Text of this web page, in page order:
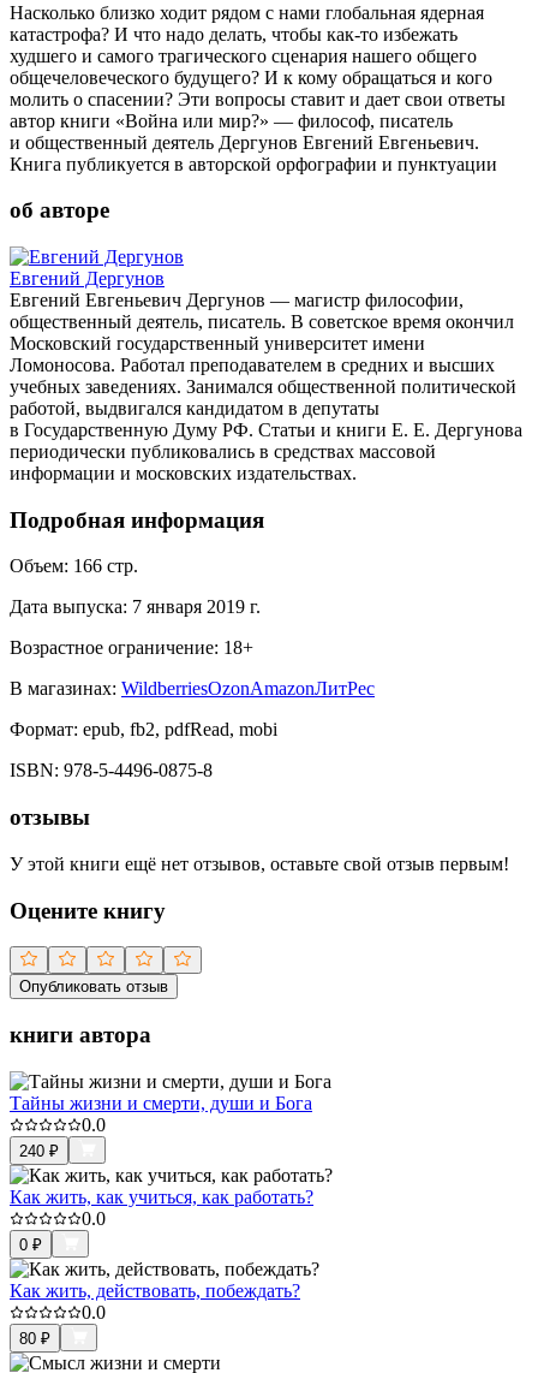
Насколько близко ходит рядом с нами глобальная ядерная
катастрофа? И что надо делать, чтобы как-то избежать
худшего и самого трагического сценария нашего общего
общечеловеческого будущего? И к кому обращаться и кого
молить о спасении? Эти вопросы ставит и дает свои ответы
автор книги «Война или мир?» — философ, писатель
и общественный деятель Дергунов Евгений Евгеньевич.
Книга публикуется в авторской орфографии и пунктуации
об авторе
Евгений Дергунов
Евгений Евгеньевич Дергунов — магистр философии,
общественный деятель, писатель. В советское время окончил
Московский государственный университет имени
Ломоносова. Работал преподавателем в средних и высших
учебных заведениях. Занимался общественной политической
работой, выдвигался кандидатом в депутаты
в Государственную Думу РФ. Статьи и книги Е. Е. Дергунова
периодически публиковались в средствах массовой
информации и московских издательствах.
Подробная информация
Объем: 166 стр.
Дата выпуска: 7 января 2019 г.
Возрастное ограничение: 18+
В магазинах: WildberriesOzonAmazonЛитРес
Формат: epub, fb2, pdfRead, mobi
ISBN: 978-5-4496-0875-8
отзывы
У этой книги ещё нет отзывов, оставьте свой отзыв первым!
Оцените книгу
Опубликовать отзыв
книги автора
Тайны жизни и смерти, души и Бога
0.0
240 ₽
Как жить, как учиться, как работать?
0.0
0 ₽
Как жить, действовать, побеждать?
0.0
80 ₽